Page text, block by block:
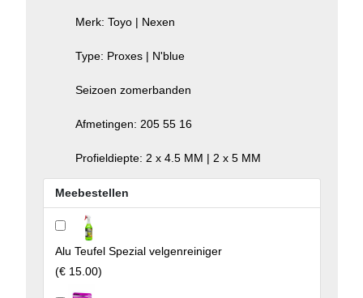
Merk: Toyo | Nexen
Type: Proxes | N'blue
Seizoen zomerbanden
Afmetingen: 205 55 16
Profieldiepte: 2 x 4.5 MM | 2 x 5 MM
Meebestellen
Alu Teufel Spezial velgenreiniger
(€ 15.00)